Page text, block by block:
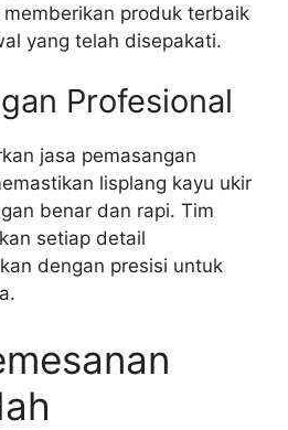
produk terbaik
yang telah disepakati.
Profesional
jasa pemasangan
lisplang kayu ukir
benar dan rapi. Tim
setiap detail
dengan presisi untuk